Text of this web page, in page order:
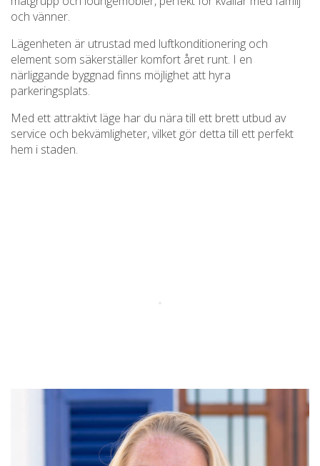
och vänner.
Lägenheten är utrustad med luftkonditionering och
element som säkerställer komfort året runt. I en
närliggande byggnad finns möjlighet att hyra
parkeringsplats.
Med ett attraktivt läge har du nära till ett brett utbud av
service och bekvämligheter, vilket gör detta till ett perfekt
hem i staden.